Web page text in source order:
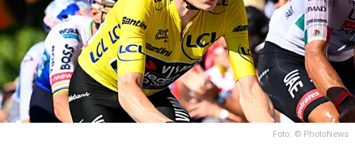
Foto: © PhotoNews